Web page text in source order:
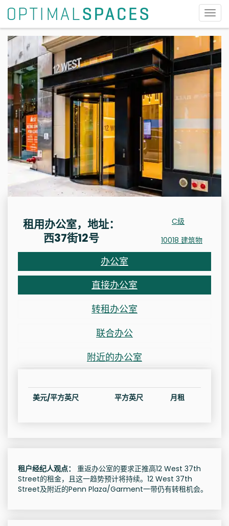
切
换
导
航
租用办公室，地址：
西37街12号
C级
10018 建筑物
办公室
直接办公室
转租办公室
联合办公
附近的办公室
美元/平方英尺 平方英尺 月租
租户经纪人观点：
重返办公室的要求正推高12 West 37th
Street的租金，且这一趋势预计将持续。12 West 37th
Street及附近的Penn Plaza/Garment一带仍有转租机会。